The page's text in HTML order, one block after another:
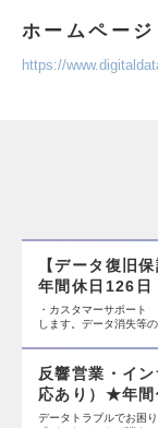
ホームページ
https://
【データ復旧
年間休日126日
・カスタマーサポート
します。データ消失等
反響営業・イ
応あり）★年
データトラブルでお困